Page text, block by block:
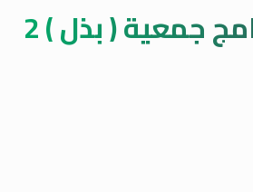
جمعية ( بذل ) 2